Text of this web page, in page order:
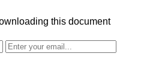
this document